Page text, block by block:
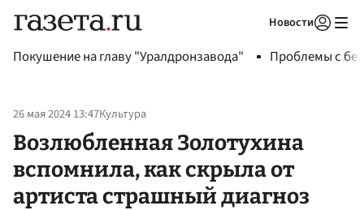
Новости
Покушение на главу "Уралдронзавода" Проблемы с
26 мая 2024 13:47Культура
Возлюбленная Золотухина
вспомнила, как скрыла от
артиста страшный диагноз